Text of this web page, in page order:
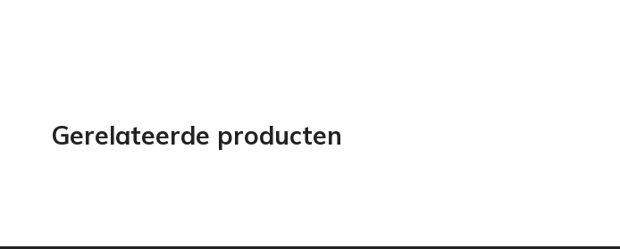
Gerelateerde producten